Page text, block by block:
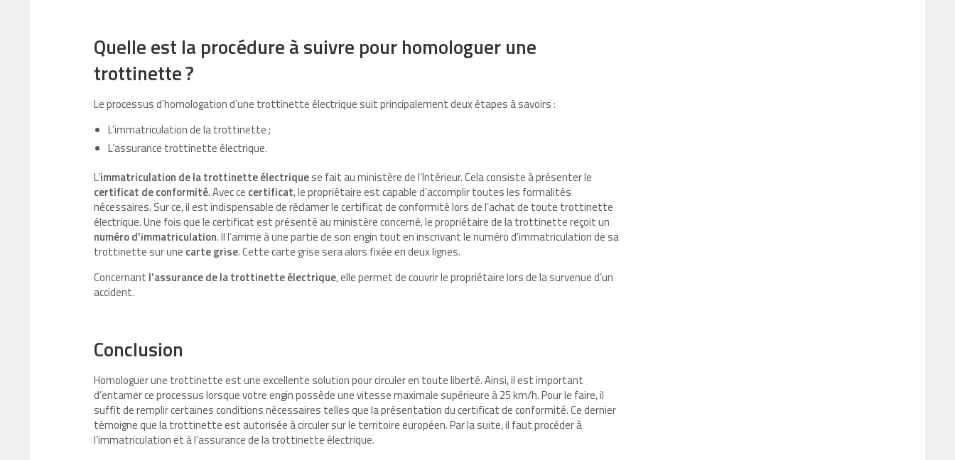
Quelle est la procédure à suivre pour homologuer une
trottinette ?
Le processus d’homologation d’une trottinette électrique suit principalement deux étapes à savoirs :
L’immatriculation de la trottinette ;
L’assurance trottinette électrique.
L’immatriculation de la trottinette électriquese fait au ministère de l’Intérieur. Cela consiste à présenter le
certificat de conformité. Avec ce certificat, le propriétaire est capable d’accomplir toutes les formalités
nécessaires. Sur ce, il est indispensable de réclamer le certificat de conformité lors de l’achat de toute trottinette
électrique. Une fois que le certificat est présenté au ministère concerné, le propriétaire de la trottinette reçoit un
numéro d’immatriculation. Il l’arrime à une partie de son engin tout en inscrivant le numéro d’immatriculation de sa
trottinette sur une carte grise. Cette carte grise sera alors fixée en deux lignes.
Concernant l’assurance de la trottinette électrique, elle permet de couvrir le propriétaire lors de la survenue d’un
accident.
Conclusion
Homologuer une trottinette est une excellente solution pour circuler en toute liberté. Ainsi, il est important
d’entamer ce processus lorsque votre engin possède une vitesse maximale supérieure à 25 km/h. Pour le faire, il
suffit de remplir certaines conditions nécessaires telles que la présentation du certificat de conformité. Ce dernier
témoigne que la trottinette est autorisée à circuler sur le territoire européen. Par la suite, il faut procéder à
l’immatriculation et à l’assurance de la trottinette électrique.